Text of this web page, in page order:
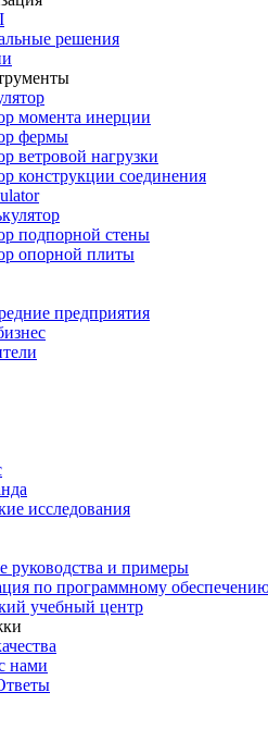
решения
момента инерции
фермы
ветровой нагрузки
конструкции соединения
подпорной стены
опорной плиты
предприятия
исследования
руководства и примеры
по программному
учебный центр
нами